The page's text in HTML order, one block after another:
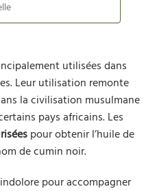
utilisées dans
Leur utilisation remonte
la civilisation musulmane
pays africains. Les
pour obtenir l’huile de
de cumin noir.
pour accompagner